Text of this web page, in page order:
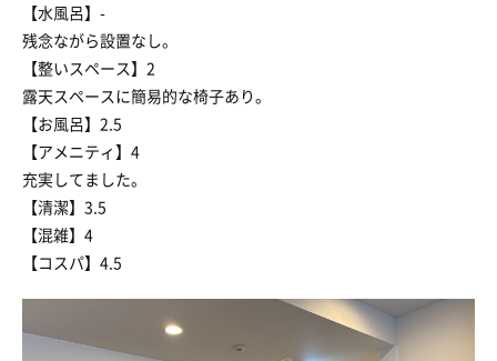
【水風呂】-
残念ながら設置なし。
【整いスペース】2
露天スペースに簡易的な椅子あり。
【お風呂】2.5
【アメニティ】4
充実してました。
【清潔】3.5
【混雑】4
【コスパ】4.5